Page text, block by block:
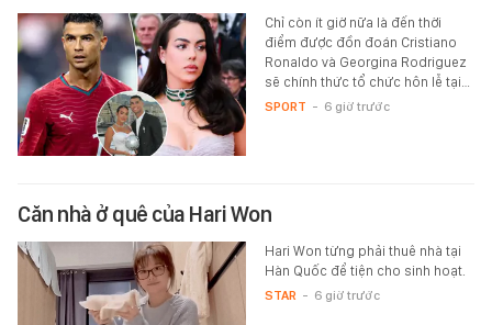
Chỉ còn ít giờ nữa là đến thời
điểm được đồn đoán Cristiano
Ronaldo và Georgina Rodriguez
sẽ chính thức tổ chức hôn lễ tại…
SPORT - 6 giờ trước
Căn nhà ở quê của Hari Won
Hari Won từng phải thuê nhà tại
Hàn Quốc để tiện cho sinh hoạt.
STAR - 6 giờ trước